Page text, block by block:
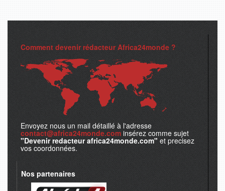
Comment devenir rédacteur Africa24monde ?
Envoyez nous un mail détaillé à l'adresse
contact@africa24monde.com insérez comme sujet
"Devenir redacteur africa24monde.com" et precisez
vos coordonnées.
Nos partenaires